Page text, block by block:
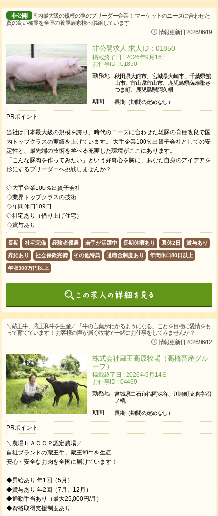
非公開
国内最大級の規模の豚のブリーダー企業！ マーケットのニーズに合わせた
質の高い種豚を全国の養豚農家様へ供給しています
情報更新日 2026/06/19
非公開求人 求人ID：01850
掲載終了日 : 2026年9月16日
お仕事ID : 01850
勤務地
秋田県大館市、宮城県大崎市、千葉県館
山市、富山県富山市、鹿児島県薩摩郡さ
つま町、鹿児島県阿久根
期間
長期（期間の定めなし）
PRポイント
当社は日本最大級の規模を誇り、時代のニーズに合わせた雄豚の育種改良で国
内トップクラスの実績を上げています。 大手企業100％出資子会社としての安
定性と、最先端の技術を学べる充実した環境がここにあります。
「こんな豚肉を作ってみたい」という好奇心を胸に、あなた自身のアイデアを
形にするブリーダーへ挑戦しませんか？
◇大手企業100％出資子会社
◇業界トップクラスの技術
◇年間休日109日
◇社宅あり（借り上げ住宅）
◇賞与あり
長期 社宅完備 経験者優遇 若手が活躍中 長期休暇あり 週休2日 賞与あり
昇給あり 社会保険完備 その他特典 退職金制度あり 年間休日80日以上
年収300万円以上
＼蔵王牛、蔵王和牛を生産／ 「牛の言葉がわかるようになる」ことを目標に愛情をも
って育てています！ お客様の声が届く牧場で一緒にお仕事をしてみませんか？
情報更新日 2026/06/12
株式会社蔵王高原牧場（高橋畜産グル
ープ）
掲載終了日 : 2026年9月14日
お仕事ID : 04469
勤務地
宮城県白石市福岡深谷、川崎町支倉字沼
ノ橇
期間
長期（期間の定めなし）
PRポイント
＼農場ＨＡＣＣＰ認定農場／
自社ブランドの蔵王牛、蔵王和牛を生産
安心・安全なお肉を全国に届けています！
◆昇給あり 年1回（5月）
◆賞与あり 年2回（7月、12月）
◆通勤手当あり（最大25,000円/月）
◆資格取得支援制度あり